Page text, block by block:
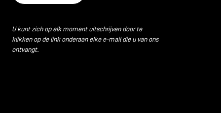
U kunt zich op elk moment uitschrijven door te
klikken op de link onderaan elke e-mail die u van ons
ontvangt.